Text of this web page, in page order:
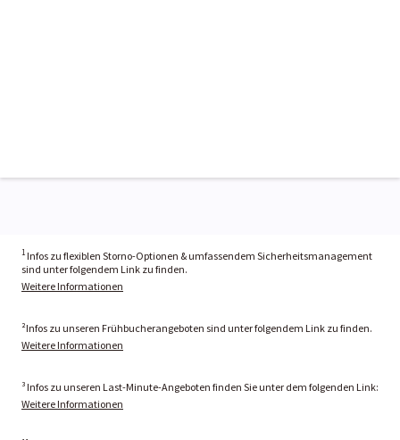
1 Infos zu flexiblen Storno-Optionen & umfassendem Sicherheitsmanagement
sind unter folgendem Link zu finden.
Weitere Informationen
²Infos zu unseren Frühbucherangeboten sind unter folgendem Link zu finden.
Weitere Informationen
³ Infos zu unseren Last-Minute-Angeboten finden Sie unter dem folgenden Link:
Weitere Informationen